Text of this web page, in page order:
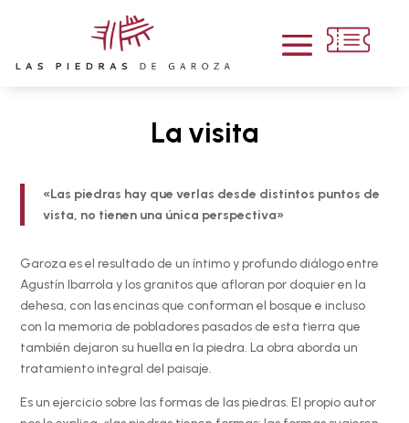
La visita
«Las piedras hay que verlas desde distintos puntos de
vista, no tienen una única perspectiva»
Garoza es el resultado de un íntimo y profundo diálogo entre
Agustín Ibarrola y los granitos que afloran por doquier en la
dehesa, con las encinas que conforman el bosque e incluso
con la memoria de pobladores pasados de esta tierra que
también dejaron su huella en la piedra. La obra aborda un
tratamiento integral del paisaje.
Es un ejercicio sobre las formas de las piedras. El propio autor